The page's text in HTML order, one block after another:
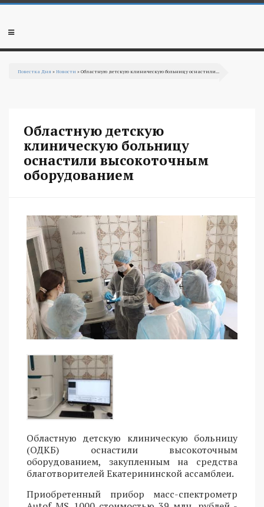
Перейти к основному содержанию
Мобильное
Повестка Дня »Новости » Областную детскую клиническую больницу оснастили...
Областную детскую
клиническую больницу
оснастили высокоточным
оборудованием
Областную детскую клиническую больницу
(ОДКБ) оснастили высокоточным
оборудованием, закупленным на средства
благотворителей Екатерининской ассамблеи.
Приобретенный прибор масс-спектрометр